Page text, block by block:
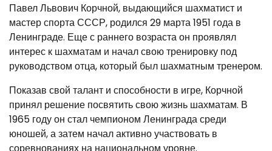
Павел Львович Корчной, выдающийся шахматист и
мастер спорта СССР, родился 29 марта 1951 года в
Ленинграде. Еще с раннего возраста он проявлял
интерес к шахматам и начал свою тренировку под
руководством отца, который был шахматным тренером.
Показав свой талант и способности в игре, Корчной
принял решение посвятить свою жизнь шахматам. В
1965 году он стал чемпионом Ленинграда среди
юношей, а затем начал активно участвовать в
соревнованиях на национальном уровне.